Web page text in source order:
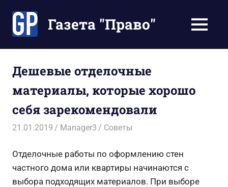
содержимомуГазета "Право"
Ваше
время
МЕНЮ
Дешевые отделочные
материалы, которые хорошо
себя зарекомендовали
21.01.2019 Manager3 Советы
Отделочные работы по оформлению стен
частного дома или квартиры начинаются с
выбора подходящих материалов. При выборе